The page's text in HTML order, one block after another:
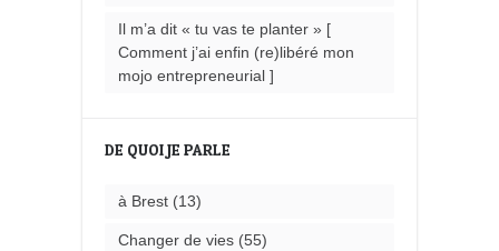
Il m’a dit « tu vas te planter » [
Comment j’ai enfin (re)libéré mon
mojo entrepreneurial ]
DE QUOI JE PARLE
à Brest(13)
Changer de vies(55)